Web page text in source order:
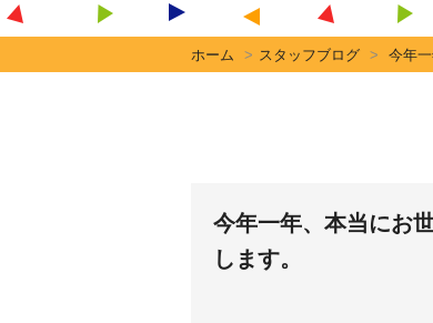
ホーム スタッフブログ 今年
今年一年、本当にお
します。